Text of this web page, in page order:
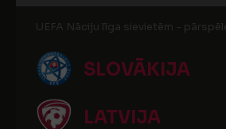
UEFA Nāciju līga sievietēm -
SLOVĀKIJA
LATVIJA